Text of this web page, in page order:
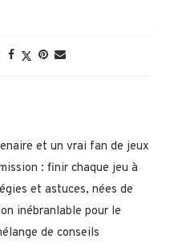
et un vrai fan de jeux
: finir chaque jeu à
et astuces, nées de
inébranlable pour le
de conseils